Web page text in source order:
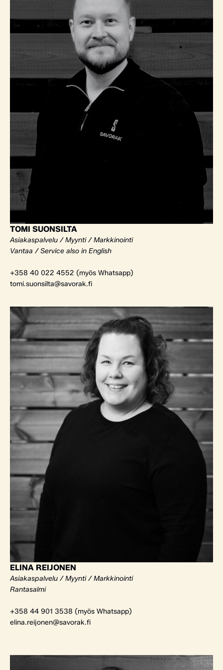
TOMI SUONSILTA
Asiakaspalvelu / Myynti / Markkinointi
Vantaa / Service also in English
+358 40 022 4552 (myös Whatsapp)
tomi.suonsilta@savorak.fi
ELINA REIJONEN
Asiakaspalvelu / Myynti / Markkinointi
Rantasalmi
+358 44 901 3538 (myös Whatsapp)
elina.reijonen@savorak.fi